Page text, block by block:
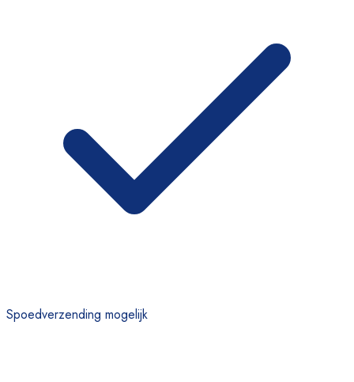
Spoedverzending mogelijk